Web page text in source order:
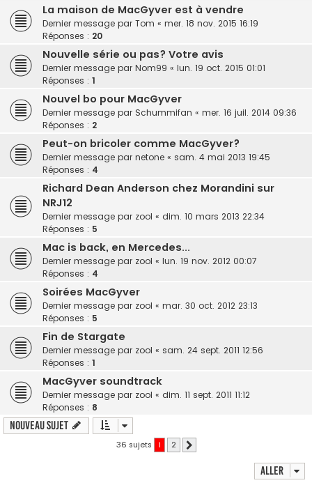
La maison de MacGyver est à vendre
Dernier message par Tom « mer. 18 nov. 2015 16:19
Réponses : 20
Nouvelle série ou pas? Votre avis
Dernier message par Nom99 « lun. 19 oct. 2015 01:01
Réponses : 1
Nouvel bo pour MacGyver
Dernier message par Schummifan « mer. 16 juil. 2014 09:36
Réponses : 2
Peut-on bricoler comme MacGyver?
Dernier message par netone « sam. 4 mai 2013 19:45
Réponses : 4
Richard Dean Anderson chez Morandini sur
NRJ12
Dernier message par zool « dim. 10 mars 2013 22:34
Réponses : 5
Mac is back, en Mercedes...
Dernier message par zool « lun. 19 nov. 2012 00:07
Réponses : 4
Soirées MacGyver
Dernier message par zool « mar. 30 oct. 2012 23:13
Réponses : 5
Fin de Stargate
Dernier message par zool « sam. 24 sept. 2011 12:56
Réponses : 1
MacGyver soundtrack
Dernier message par zool « dim. 11 sept. 2011 11:12
Réponses : 8
Nouveau sujet
36 sujets 1 2
Aller